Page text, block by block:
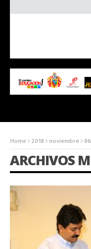
Home 2018 noviembre 06
ARCHIVOS